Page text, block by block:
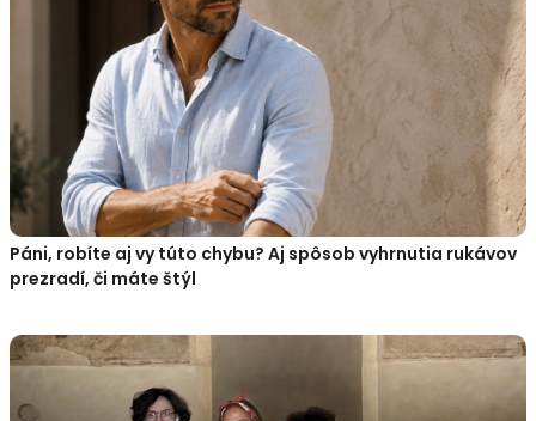
Páni, robíte aj vy túto chybu? Aj spôsob vyhrnutia rukávov
prezradí, či máte štýl